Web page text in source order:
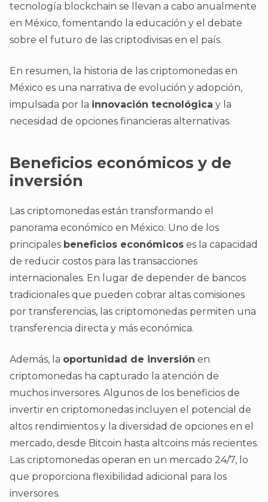
tecnología blockchain se llevan a cabo anualmente
en México, fomentando la educación y el debate
sobre el futuro de las criptodivisas en el país.
En resumen, la historia de las criptomonedas en
México es una narrativa de evolución y adopción,
impulsada por la innovación tecnológica y la
necesidad de opciones financieras alternativas.
Beneficios económicos y de
inversión
Las criptomonedas están transformando el
panorama económico en México. Uno de los
principales beneficios económicos es la capacidad
de reducir costos para las transacciones
internacionales. En lugar de depender de bancos
tradicionales que pueden cobrar altas comisiones
por transferencias, las criptomonedas permiten una
transferencia directa y más económica.
Además, la oportunidad de inversión en
criptomonedas ha capturado la atención de
muchos inversores. Algunos de los beneficios de
invertir en criptomonedas incluyen el potencial de
altos rendimientos y la diversidad de opciones en el
mercado, desde Bitcoin hasta altcoins más recientes.
Las criptomonedas operan en un mercado 24/7, lo
que proporciona flexibilidad adicional para los
inversores.